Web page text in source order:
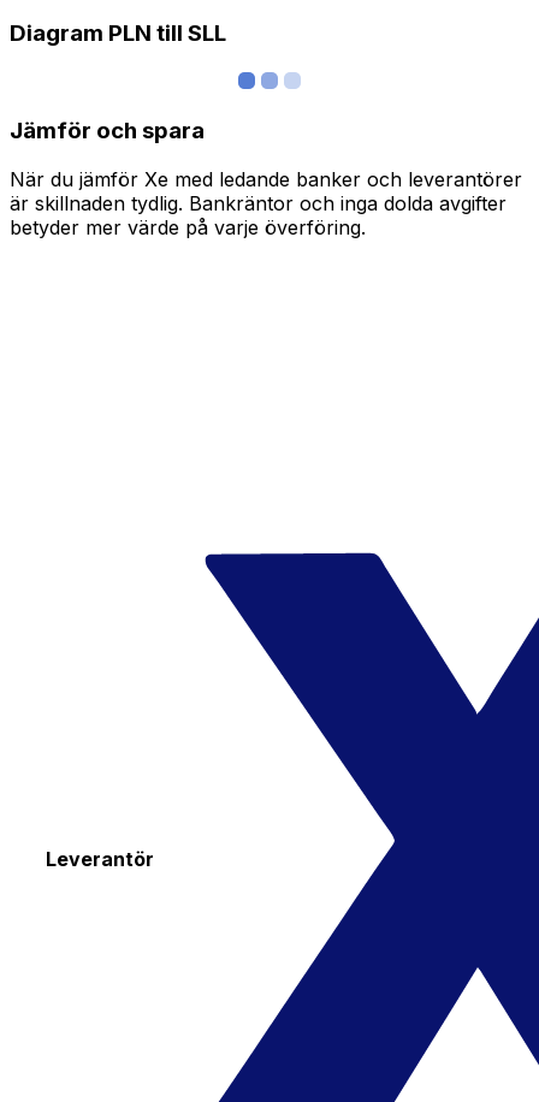
Diagram PLN till SLL
Jämför och spara
När du jämför Xe med ledande banker och leverantörer
är skillnaden tydlig. Bankräntor och inga dolda avgifter
betyder mer värde på varje överföring.
Leverantör